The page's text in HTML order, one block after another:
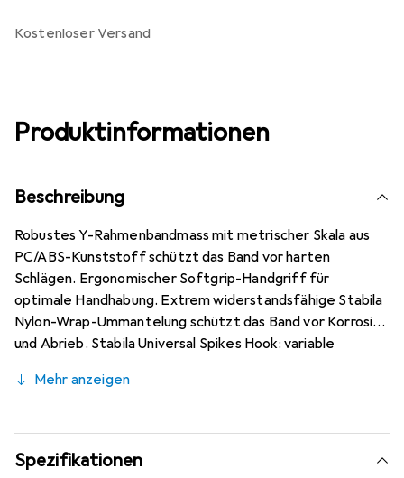
kostenloser Versand
Produktinformationen
Beschreibung
Robustes Y-Rahmenbandmass mit metrischer Skala aus
PC/ABS-Kunststoff schützt das Band vor harten
Schlägen. Ergonomischer Softgrip-Handgriff für
optimale Handhabung. Extrem widerstandsfähige Stabila
Nylon-Wrap-Ummantelung schützt das Band vor Korrosion
und Abrieb. Stabila Universal Spikes Hook: variable
Haken mit integrierter Nagel-Öse und grossem
sicheren Halt beim Ziehen des Bandes. Stabila Spikes-
Beschichtung zur Verbesserung der Abrutschsicherheit
an glatten Oberflächen und bei Messungen über grössere
Mehr anzeigen
Spezifikationen